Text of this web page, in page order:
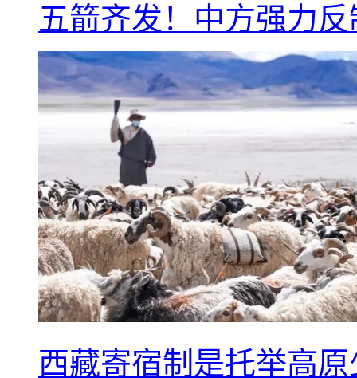
五箭齐发！中方强力
西藏寄宿制是托举高